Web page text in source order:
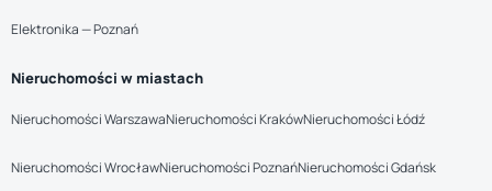
Elektronika — Poznań
Nieruchomości w miastach
Nieruchomości WarszawaNieruchomości KrakówNieruchomości Łódź
Nieruchomości WrocławNieruchomości PoznańNieruchomości Gdańsk